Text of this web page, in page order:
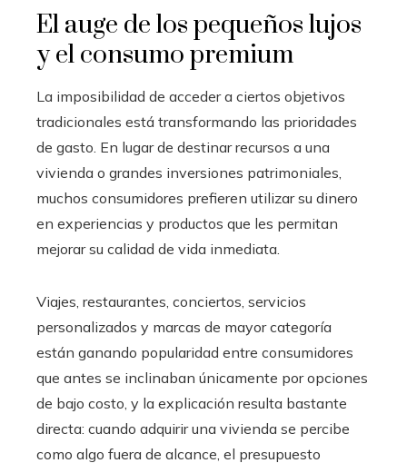
El auge de los pequeños lujos
y el consumo premium
La imposibilidad de acceder a ciertos objetivos
tradicionales está transformando las prioridades
de gasto. En lugar de destinar recursos a una
vivienda o grandes inversiones patrimoniales,
muchos consumidores prefieren utilizar su dinero
en experiencias y productos que les permitan
mejorar su calidad de vida inmediata.
Viajes, restaurantes, conciertos, servicios
personalizados y marcas de mayor categoría
están ganando popularidad entre consumidores
que antes se inclinaban únicamente por opciones
de bajo costo, y la explicación resulta bastante
directa: cuando adquirir una vivienda se percibe
como algo fuera de alcance, el presupuesto